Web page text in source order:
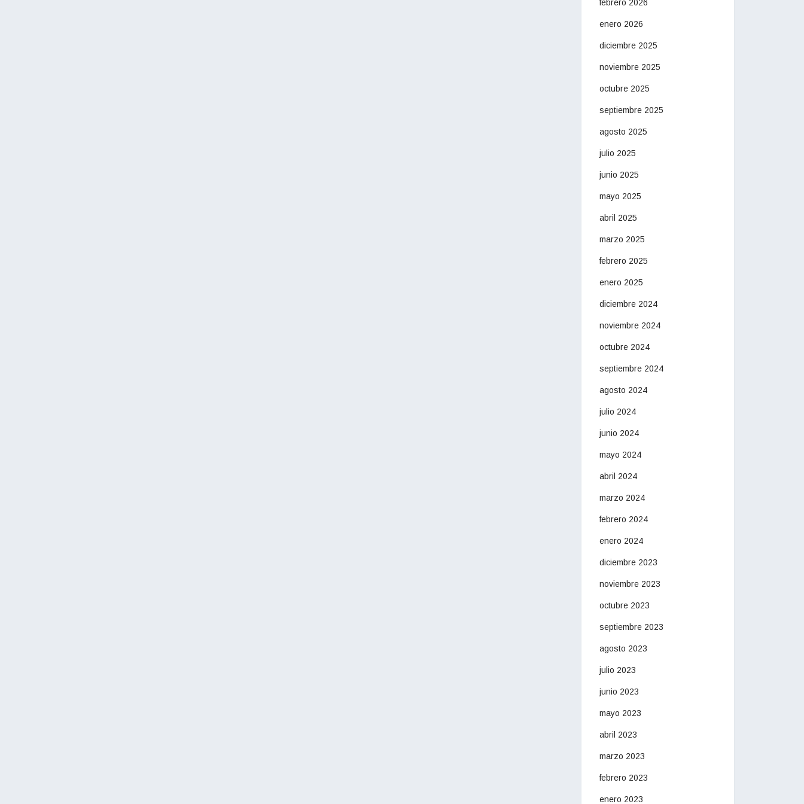
febrero 2026
enero 2026
diciembre 2025
noviembre 2025
octubre 2025
septiembre 2025
agosto 2025
julio 2025
junio 2025
mayo 2025
abril 2025
marzo 2025
febrero 2025
enero 2025
diciembre 2024
noviembre 2024
octubre 2024
septiembre 2024
agosto 2024
julio 2024
junio 2024
mayo 2024
abril 2024
marzo 2024
febrero 2024
enero 2024
diciembre 2023
noviembre 2023
octubre 2023
septiembre 2023
agosto 2023
julio 2023
junio 2023
mayo 2023
abril 2023
marzo 2023
febrero 2023
enero 2023